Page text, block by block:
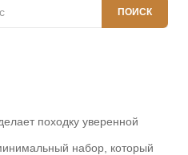
ПОИСК
походку уверенной
набор, который